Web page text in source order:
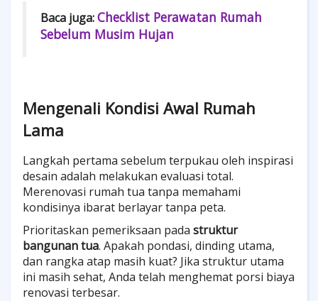
Baca juga:Checklist Perawatan Rumah
Sebelum Musim Hujan
Mengenali Kondisi Awal Rumah
Lama
Langkah pertama sebelum terpukau oleh inspirasi
desain adalah melakukan evaluasi total.
Merenovasi rumah tua tanpa memahami
kondisinya ibarat berlayar tanpa peta.
Prioritaskan pemeriksaan pada struktur
bangunan tua. Apakah pondasi, dinding utama,
dan rangka atap masih kuat? Jika struktur utama
ini masih sehat, Anda telah menghemat porsi biaya
renovasi terbesar.